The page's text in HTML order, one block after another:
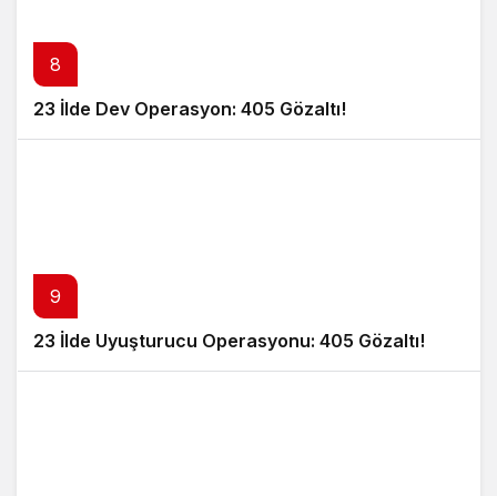
8
23 İlde Dev Operasyon: 405 Gözaltı!
9
23 İlde Uyuşturucu Operasyonu: 405 Gözaltı!